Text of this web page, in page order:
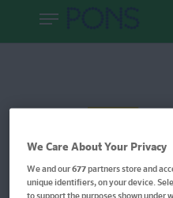
We Care About Your Privacy
We and our677partners store and
unique identifiers, on your device.
to support the purposes shown under